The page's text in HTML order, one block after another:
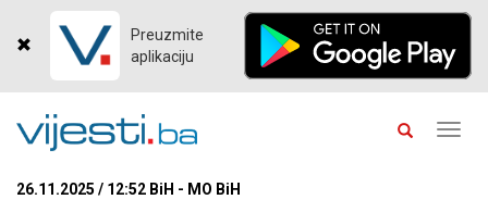
Preuzmite
aplikaciju
26.11.2025 / 12:52 BiH - MO BiH